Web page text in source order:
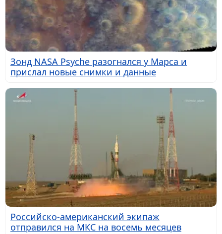
Зонд NASA Psyche разогнался у Марса и
прислал новые снимки и данные
Российско-американский экипаж
отправился на МКС на восемь месяцев